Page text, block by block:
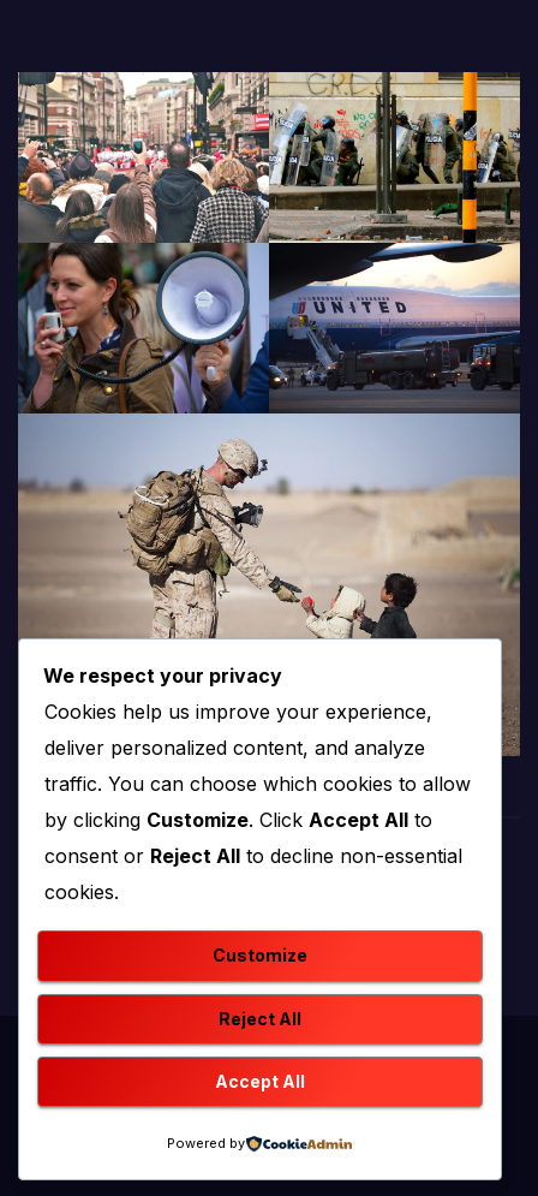
produkcija i emitiranje tv programa
Proudly powered by WordPress|Theme: newstack by
Themeansar
O nama
We respect your privacy
Cookies help us improve your experience,
deliver personalized content, and analyze
traffic. You can choose which cookies to allow
by clicking Customize. Click Accept All to
consent or Reject All to decline non-essential
cookies.
Customize
Reject All
Accept All
Powered by